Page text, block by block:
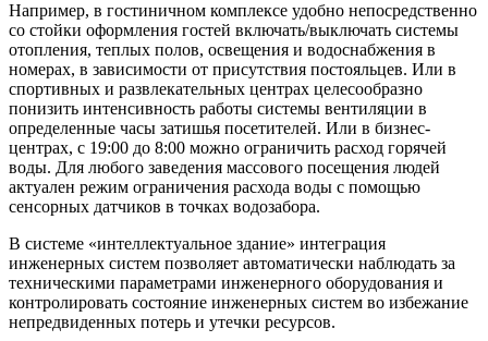
Например, в гостиничном комплексе удобно непосредственно
со стойки оформления гостей включать/выключать системы
отопления, теплых полов, освещения и водоснабжения в
номерах, в зависимости от присутствия постояльцев. Или в
спортивных и развлекательных центрах целесообразно
понизить интенсивность работы системы вентиляции в
определенные часы затишья посетителей. Или в бизнес-
центрах, с 19:00 до 8:00 можно ограничить расход горячей
воды. Для любого заведения массового посещения людей
актуален режим ограничения расхода воды с помощью
сенсорных датчиков в точках водозабора.
В системе «интеллектуальное здание» интеграция
инженерных систем позволяет автоматически наблюдать за
техническими параметрами инженерного оборудования и
контролировать состояние инженерных систем во избежание
непредвиденных потерь и утечки ресурсов.